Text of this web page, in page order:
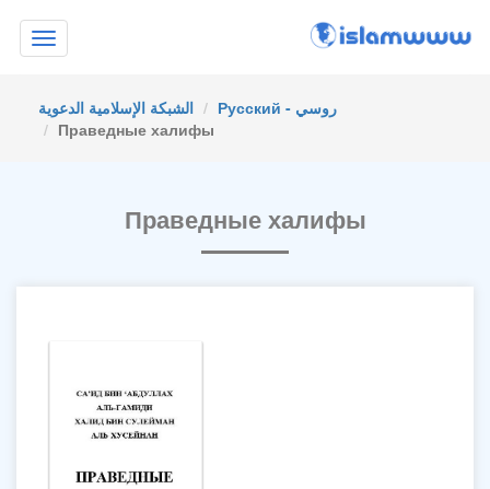
Toggle
navigation
الشبكة الإسلامية الدعوية
Русский - روسي
Праведные халифы
Праведные халифы